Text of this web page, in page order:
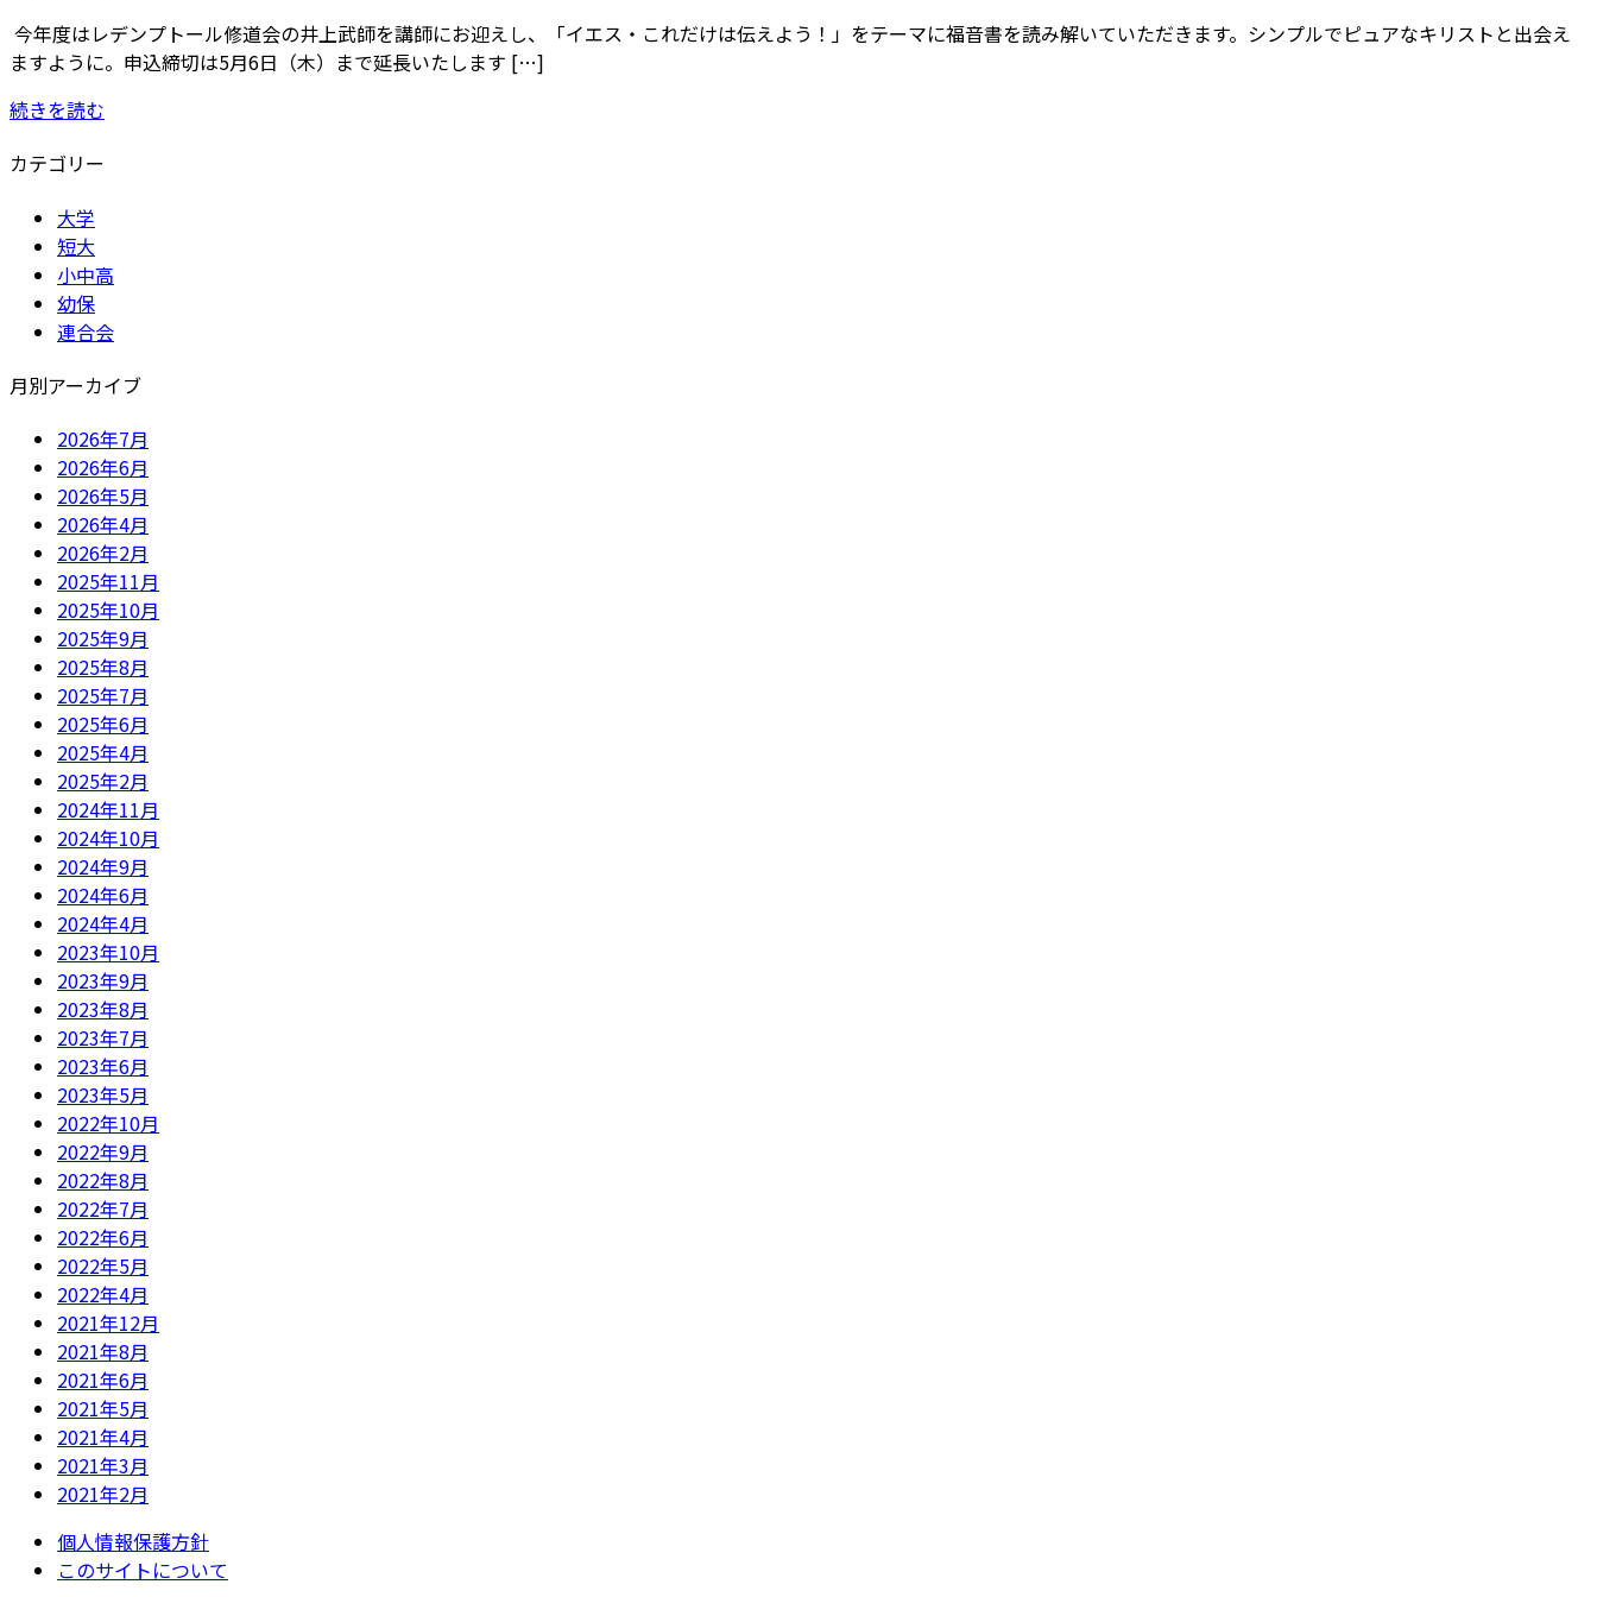
今年度はレデンプトール修道会の井上武師を講師にお迎えし、「イエス・これだけは伝えよう！」をテーマに福音書を読み解いていただきます。シンプルでピュアなキリストと出会え
ますように。申込締切は5月6日（木）まで延長いたします […]
続きを読む
カテゴリー
大学
短大
小中高
幼保
連合会
月別アーカイブ
2026年7月
2026年6月
2026年5月
2026年4月
2026年2月
2025年11月
2025年10月
2025年9月
2025年8月
2025年7月
2025年6月
2025年4月
2025年2月
2024年11月
2024年10月
2024年9月
2024年6月
2024年4月
2023年10月
2023年9月
2023年8月
2023年7月
2023年6月
2023年5月
2022年10月
2022年9月
2022年8月
2022年7月
2022年6月
2022年5月
2022年4月
2021年12月
2021年8月
2021年6月
2021年5月
2021年4月
2021年3月
2021年2月
個人情報保護方針
このサイトについて